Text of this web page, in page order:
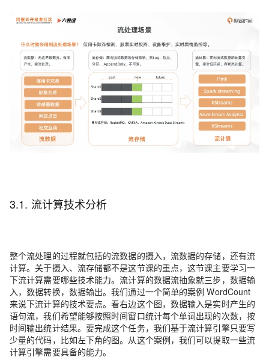
3.1. 流计算技术分析
整个流处理的过程就包括的流数据的摄入，流数据的存储，还有流
计算。关于摄入、流存储都不是这节课的重点，这节课主要学习一
下流计算需要哪些技术能力。流计算的数据流抽象就三步，数据输
入，数据转换，数据输出。我们通过一个简单的案例 WordCount
来说下流计算的技术要点。看右边这个图，数据输入是实时产生的
语句流，我们希望能够按照时间窗口统计每个单词出现的次数，按
时间输出统计结果。要完成这个任务，我们基于流计算引擎只要写
少量的代码，比如左下角的图。从这个案例，我们可以提取一些流
计算引擎需要具备的能力。